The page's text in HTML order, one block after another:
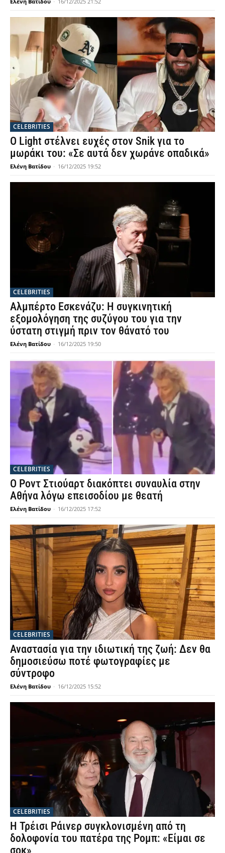
CELEBRITIES
Ο Light στέλνει ευχές στον Snik για το
μωράκι του: «Σε αυτά δεν χωράνε οπαδικά»
Ελένη Βατίδου - 16/12/2025 19:52
CELEBRITIES
Αλμπέρτο Εσκενάζυ: Η συγκινητική
εξομολόγηση της συζύγου του για την
ύστατη στιγμή πριν τον θάνατό του
Ελένη Βατίδου - 16/12/2025 19:50
CELEBRITIES
Ο Ροντ Στιούαρτ διακόπτει συναυλία στην
Αθήνα λόγω επεισοδίου με θεατή
Ελένη Βατίδου - 16/12/2025 17:52
CELEBRITIES
Αναστασία για την ιδιωτική της ζωή: Δεν θα
δημοσιεύσω ποτέ φωτογραφίες με
σύντροφο
Ελένη Βατίδου - 16/12/2025 15:52
CELEBRITIES
Η Τρέισι Ράινερ συγκλονισμένη από τη
δολοφονία του πατέρα της Ρομπ: «Είμαι σε
σοκ»